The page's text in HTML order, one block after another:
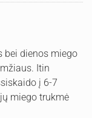
bei dienos miego
Itin
į 6-7
miego trukmė